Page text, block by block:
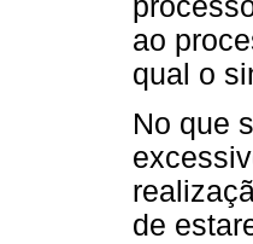
ao
qual o
No que
de